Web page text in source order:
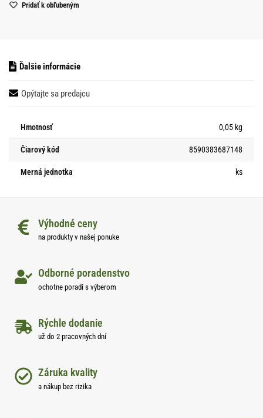
Pridať k obľubeným
Ďalšie informácie
Opýtajte sa predajcu
Hmotnosť 0,05 kg
Čiarový kód 8590383687148
Merná jednotka ks
Výhodné ceny
na produkty v našej ponuke
Odborné poradenstvo
ochotne poradí s výberom
Rýchle dodanie
už do 2 pracovných dní
Záruka kvality
a nákup bez rizika